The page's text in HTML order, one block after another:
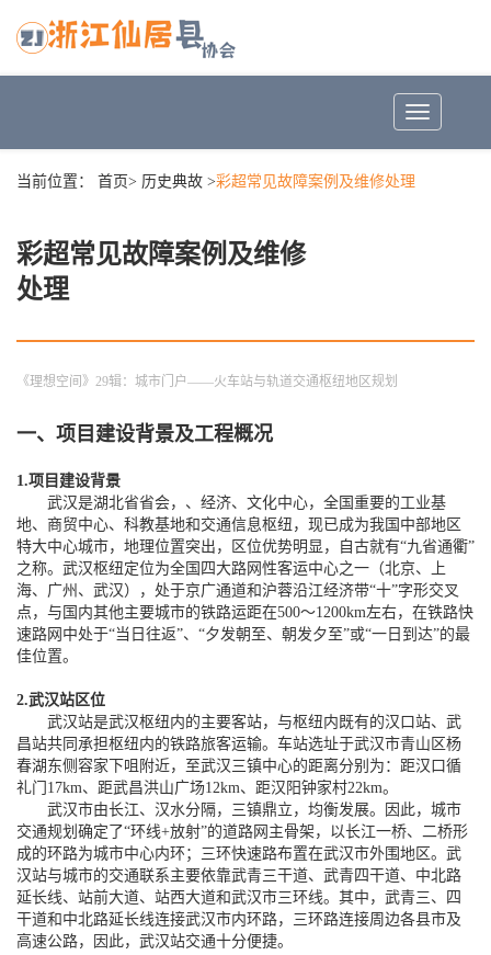
Toggle
navigation
当前位置： 首页> 历史典故 >彩超常见故障案例及维修处理
彩超常见故障案例及维修
处理
《理想空间》 29辑：城市门户——火车站与轨道交通枢纽地区规划
一、项目建设背景及工程概况
1.项目建设背景
武汉是湖北省省会，、经济、文化中心，全国重要的工业基
地、商贸中心、科教基地和交通信息枢纽，现已成为我国中部地区
特大中心城市，地理位置突出，区位优势明显，自古就有“九省通衢”
之称。武汉枢纽定位为全国四大路网性客运中心之一（北京、上
海、广州、武汉），处于京广通道和沪蓉沿江经济带“十”字形交叉
点，与国内其他主要城市的铁路运距在500～1200km左右，在铁路快
速路网中处于“当日往返”、“夕发朝至、朝发夕至”或“一日到达”的最
佳位置。
2.武汉站区位
武汉站是武汉枢纽内的主要客站，与枢纽内既有的汉口站、武
昌站共同承担枢纽内的铁路旅客运输。车站选址于武汉市青山区杨
春湖东侧容家下咀附近，至武汉三镇中心的距离分别为：距汉口循
礼门17km、距武昌洪山广场12km、距汉阳钟家村22km。
武汉市由长江、汉水分隔，三镇鼎立，均衡发展。因此，城市
交通规划确定了“环线+放射”的道路网主骨架，以长江一桥、二桥形
成的环路为城市中心内环；三环快速路布置在武汉市外围地区。武
汉站与城市的交通联系主要依靠武青三干道、武青四干道、中北路
延长线、站前大道、站西大道和武汉市三环线。其中，武青三、四
干道和中北路延长线连接武汉市内环路，三环路连接周边各县市及
高速公路，因此，武汉站交通十分便捷。